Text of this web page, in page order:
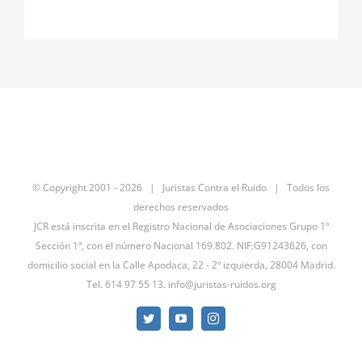
© Copyright 2001 -2026 | Juristas Contra el Ruido | Todos los
derechos reservados
JCR está inscrita en el Registro Nacional de Asociaciones Grupo 1º
Sección 1ª, con el número Nacional 169.802. NIF:G91243626, con
domicilio social en la Calle Apodaca, 22 - 2º izquierda, 28004 Madrid.
Tel. 614 97 55 13. info@juristas-ruidos.org
TwitterYouTubeInstagram